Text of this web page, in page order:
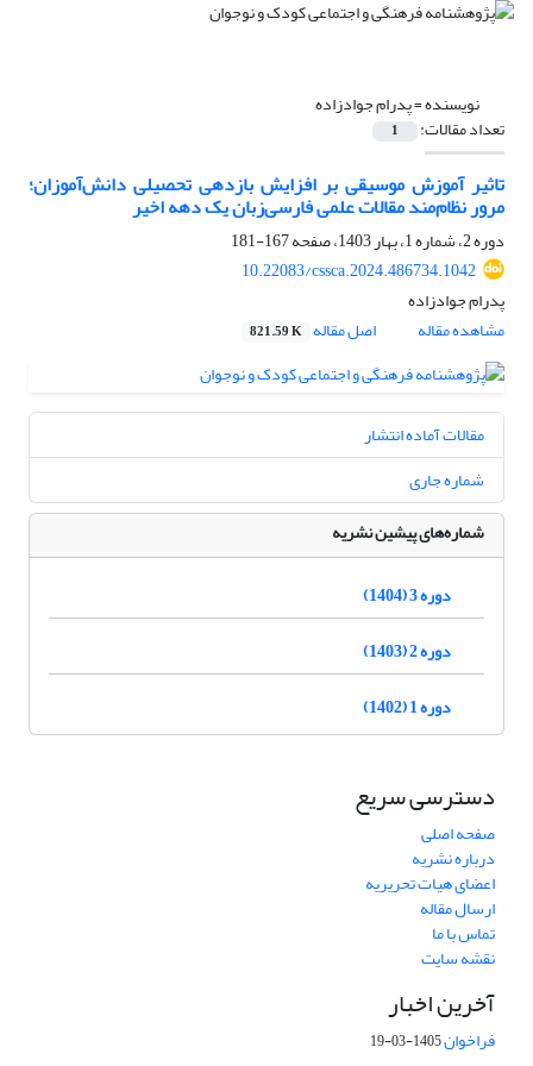
نویسنده =پدرام جوادزاده
تعداد مقالات: 1
تاثیر آموزش موسیقی بر افزایش بازدهی تحصیلی دانش‌آموزان؛
مرور نظام‌مند مقالات علمی فارسی‌زبان یک دهه اخیر
دوره 2، شماره 1، بهار 1403، صفحه
167-181
10.22083/cssca.2024.486734.1042
پدرام جوادزاده
مشاهده مقاله
اصل مقاله 821.59 K
مقالات آماده انتشار
شماره جاری
شماره‌های پیشین نشریه
دوره 3 (1404)
دوره 2 (1403)
دوره 1 (1402)
دسترسی سریع
صفحه اصلی
درباره نشریه
اعضای هیات تحریریه
ارسال مقاله
تماس با ما
نقشه سایت
آخرین اخبار
فراخوان1405-03-19